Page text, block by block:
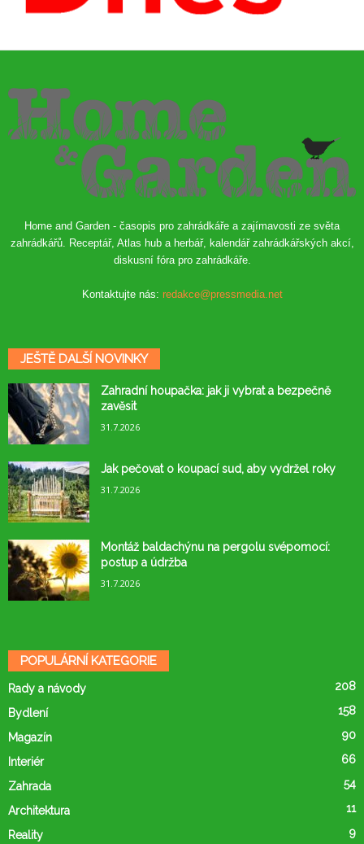
Home and Garden - časopis pro zahrádkáře a zajímavosti ze světa
zahrádkářů. Receptář, Atlas hub a herbář, kalendář zahrádkářských akcí,
diskusní fóra pro zahrádkáře.
Kontaktujte nás: redakce@pressmedia.net
JEŠTĚ DALŠÍ NOVINKY
Zahradní houpačka: jak ji vybrat a bezpečně
zavěsit
31.7.2026
Jak pečovat o koupací sud, aby vydržel roky
31.7.2026
Montáž baldachýnu na pergolu svépomocí:
postup a údržba
31.7.2026
POPULÁRNÍ KATEGORIE
Rady a návody 208
Bydlení 158
Magazín 90
Interiér 66
Zahrada 54
Architektura 11
Reality 9